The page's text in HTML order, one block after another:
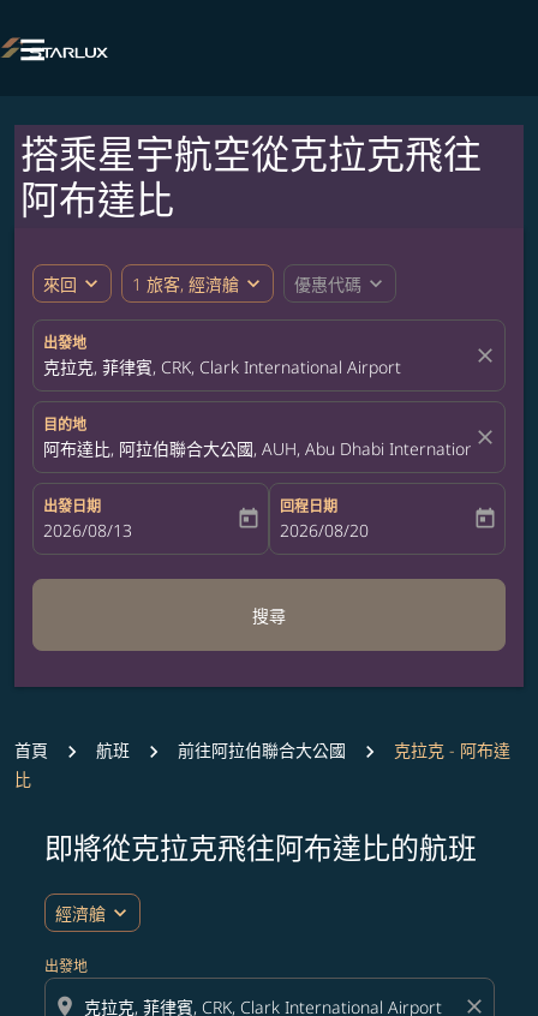

搭乘星宇航空從克拉克飛往
阿布達比
來回 expand_more 1 旅客, 經濟艙 expand_more 優惠代碼 expand_more
出發地
克拉克, 菲律賓, CRK, Clark International Airport close
目的地
阿布達比, 阿拉伯聯合大公國, AUH, Abu Dhabi International
close
出發日期
fc-booking-departure-date-aria-label
2026/08/13 today
回程日期
fc-booking-return-date-aria-label
2026/08/20 today
搜尋
首頁 航班 前往阿拉伯聯合大公國
克拉克 - 阿布達
比
即將從克拉克飛往阿布達比的航班
經濟艙 expand_more
出發地
location_on close
無符合您設定條件的票價，請調整篩選條件。